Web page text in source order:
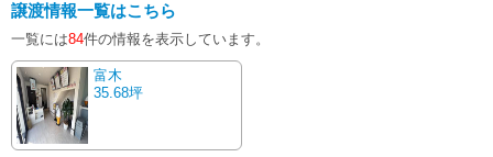
譲渡情報一覧はこちら
一覧には84件の情報を表示しています。
富木
35.68坪